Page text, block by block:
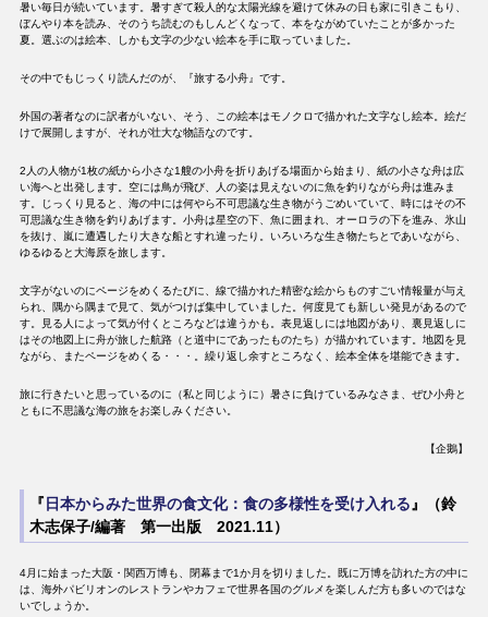
暑い毎日が続いています。暑すぎて殺人的な太陽光線を避けて休みの日も家に引きこもり、
ぼんやり本を読み、そのうち読むのもしんどくなって、本をながめていたことが多かった
夏。選ぶのは絵本、しかも文字の少ない絵本を手に取っていました。
その中でもじっくり読んだのが、『旅する小舟』です。
外国の著者なのに訳者がいない、そう、この絵本はモノクロで描かれた文字なし絵本。絵だ
けで展開しますが、それが壮大な物語なのです。
2人の人物が1枚の紙から小さな1艘の小舟を折りあげる場面から始まり、紙の小さな舟は広
い海へと出発します。空には鳥が飛び、人の姿は見えないのに魚を釣りながら舟は進みま
す。じっくり見ると、海の中には何やら不可思議な生き物がうごめいていて、時にはその不
可思議な生き物を釣りあげます。小舟は星空の下、魚に囲まれ、オーロラの下を進み、氷山
を抜け、嵐に遭遇したり大きな船とすれ違ったり。いろいろな生き物たちとであいながら、
ゆるゆると大海原を旅します。
文字がないのにページをめくるたびに、線で描かれた精密な絵からものすごい情報量が与え
られ、隅から隅まで見て、気がつけば集中していました。何度見ても新しい発見があるので
す。見る人によって気が付くところなどは違うかも。表見返しには地図があり、裏見返しに
はその地図上に舟が旅した航路（と道中にであったものたち）が描かれています。地図を見
ながら、またページをめくる・・・。繰り返し余すところなく、絵本全体を堪能できます。
旅に行きたいと思っているのに（私と同じように）暑さに負けているみなさま、ぜひ小舟と
ともに不思議な海の旅をお楽しみください。
【企鵝】
『 日本からみた世界の食文化：食の多様性を受け入れる 』（鈴
木志保子/編著 第一出版 2021.11）
4月に始まった大阪・関西万博も、閉幕まで1か月を切りました。既に万博を訪れた方の中に
は、海外パビリオンのレストランやカフェで世界各国のグルメを楽しんだ方も多いのではな
いでしょうか。